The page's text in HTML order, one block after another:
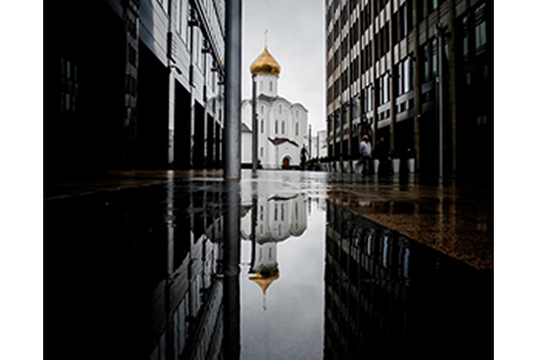
“Le langage du texte et le langage de l’image se
mélangent ensemble et produisent un nouveau
langage.”
Fan Zhe
Président du Jury de l’édition “Les terrains d’entente
de demain